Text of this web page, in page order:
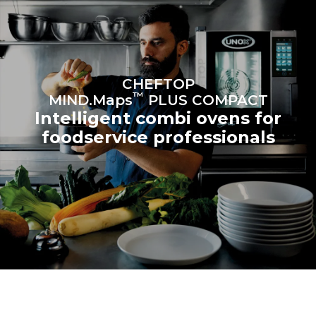
6 light loads of roast
chickens (loaded at 20%)
1 full load of roast potatoes
3 full loads cooking with
steam
2 hours in an empty oven at
180 °C
programs (42 weeks/year):
1 long wash
1 medium wash
CHEFTOP
MIND.Maps™PLUS COMPACT
Intelligent combi ovens for
foodservice professionals